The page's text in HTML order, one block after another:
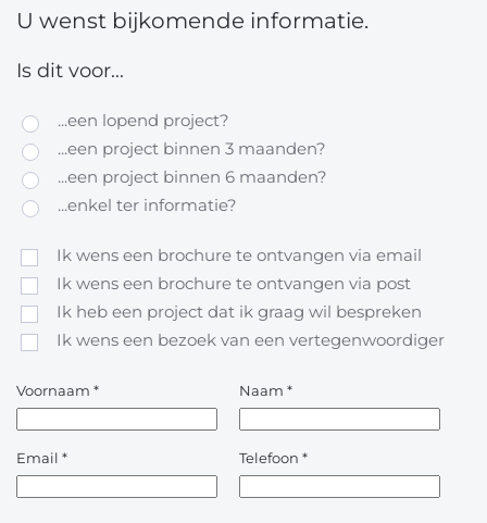
U wenst bijkomende informatie.
Is dit voor...
...een lopend project?
...een project binnen 3 maanden?
...een project binnen 6 maanden?
...enkel ter informatie?
Ik wens een brochure te ontvangen via email
Ik wens een brochure te ontvangen via post
Ik heb een project dat ik graag wil bespreken
Ik wens een bezoek van een vertegenwoordiger
Voornaam * Naam *
Email * Telefoon *